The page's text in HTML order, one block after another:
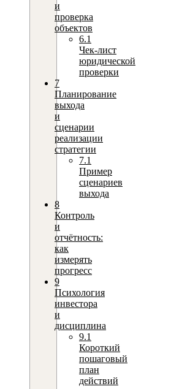
и
проверка
объектов
6.1
Чек‑лист
юридической
проверки
7
Планирование
выхода
и
сценарии
реализации
стратегии
7.1
Пример
сценариев
выхода
8
Контроль
и
отчётность:
как
измерять
прогресс
9
Психология
инвестора
и
дисциплина
9.1
Короткий
пошаговый
план
действий